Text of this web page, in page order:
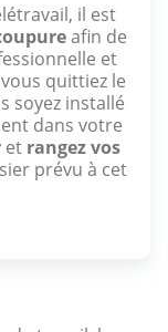
il est
afin de
et
quittiez le
soyez installé
dans votre
et rangez vos
prévu à cet